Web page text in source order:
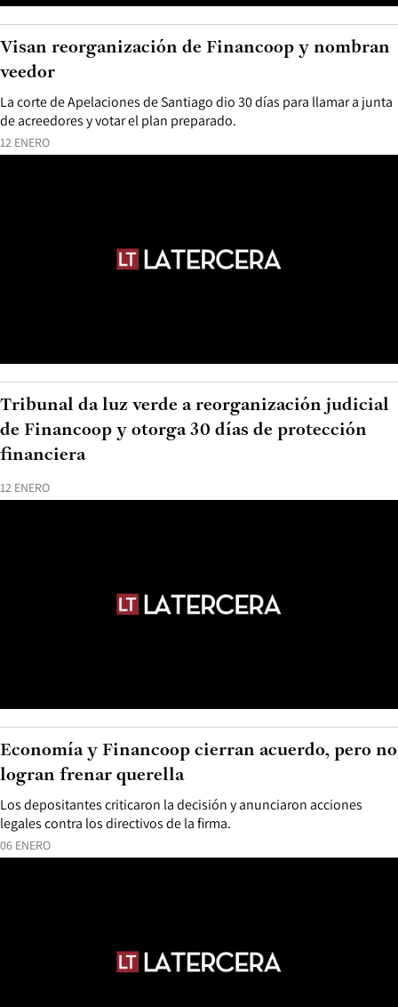
12 ENERO
La corte de Apelaciones de Santiago dio 30 días para llamar a junta
de acreedores y votar el plan preparado.
Visan reorganización de Financoop y nombran
veedor
12 ENERO
Tribunal da luz verde a reorganización judicial
de Financoop y otorga 30 días de protección
financiera
06 ENERO
Los depositantes criticaron la decisión y anunciaron acciones
legales contra los directivos de la firma.
Economía y Financoop cierran acuerdo, pero no
logran frenar querella